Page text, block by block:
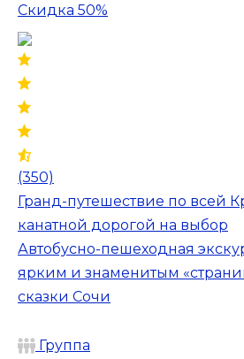
Скидка 50%
(350)
Гранд-путешествие по всей
канатной дорогой на выбор
Автобусно-пешеходная
ярким и знаменитым
сказки Сочи
Группа